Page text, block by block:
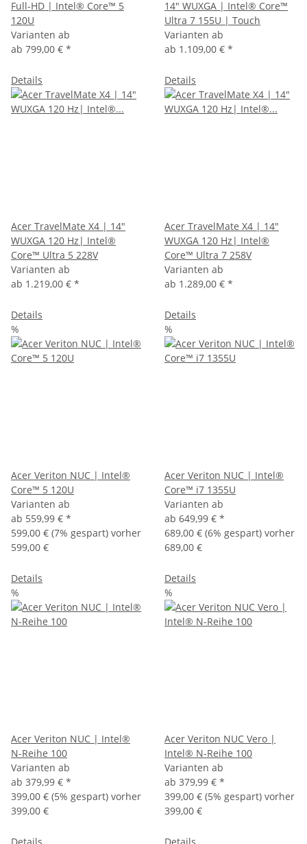
Full-HD | Intel® Core™ 5
120U
Varianten ab
ab 799,00 € *
Details
14" WUXGA | Intel® Core™
Ultra 7 155U | Touch
Varianten ab
ab 1.109,00 € *
Details
Acer TravelMate X4 | 14"
WUXGA 120 Hz| Intel®
Core™ Ultra 5 228V
Varianten ab
ab 1.219,00 € *
Details
Acer TravelMate X4 | 14"
WUXGA 120 Hz| Intel®
Core™ Ultra 7 258V
Varianten ab
ab 1.289,00 € *
Details
%
Acer Veriton NUC | Intel®
Core™ 5 120U
Varianten ab
ab 559,99 € *
599,00 € (7% gespart) vorher
599,00 €
Details
%
Acer Veriton NUC | Intel®
Core™ i7 1355U
Varianten ab
ab 649,99 € *
689,00 € (6% gespart) vorher
689,00 €
Details
%
Acer Veriton NUC | Intel®
N-Reihe 100
Varianten ab
ab 379,99 € *
399,00 € (5% gespart) vorher
399,00 €
%
Acer Veriton NUC Vero |
Intel® N-Reihe 100
Varianten ab
ab 379,99 € *
399,00 € (5% gespart) vorher
399,00 €